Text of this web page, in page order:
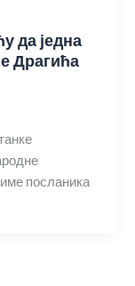
да једна
Драгића
посланика